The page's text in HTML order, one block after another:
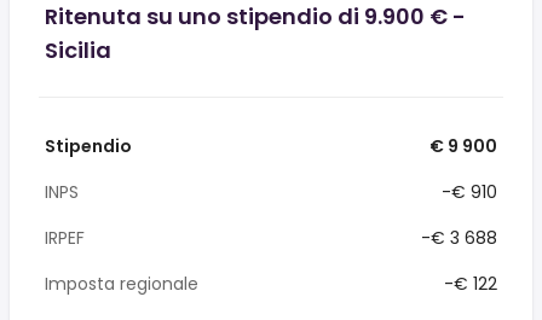
Ritenuta su uno stipendio di 9.900 € -
Sicilia
Stipendio
€ 9 900
INPS
-€ 910
IRPEF
-€ 3 688
Imposta regionale
-€ 122